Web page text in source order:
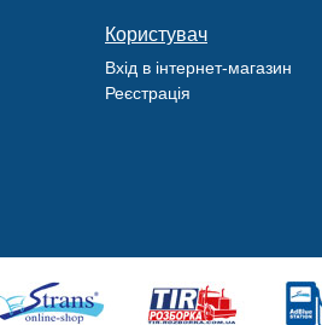
Користувач
Вхід в інтернет-магазин
Реєстрація